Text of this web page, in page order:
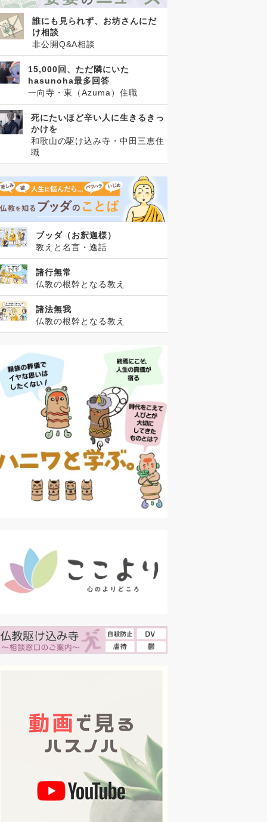
誰にも見られず、お坊さんにだ
け相談
非公開Q&A相談
15,000回、ただ隣にいた
hasunoha最多回答
一向寺・東（Azuma）住職
死にたいほど辛い人に生きるきっ
かけを
和歌山の駆け込み寺・中田三恵住
職
ブッダ（お釈迦様）
教えと名言・逸話
諸行無常
仏教の根幹となる教え
諸法無我
仏教の根幹となる教え